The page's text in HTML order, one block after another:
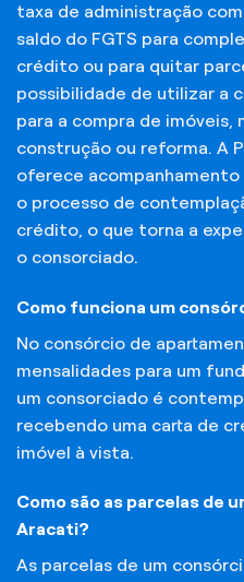
taxa de administração
saldo do FGTS para
crédito ou para quitar
possibilidade de utilizar a
para a compra de imóveis,
construção ou reforma. A
oferece
o processo de
crédito, o que torna a
o consorciado.
Como funciona um
No consórcio de
mensalidades para um
um consorciado é
recebendo uma carta de
imóvel à vista.
Como são as parcelas de
Aracati?
As parcelas de um